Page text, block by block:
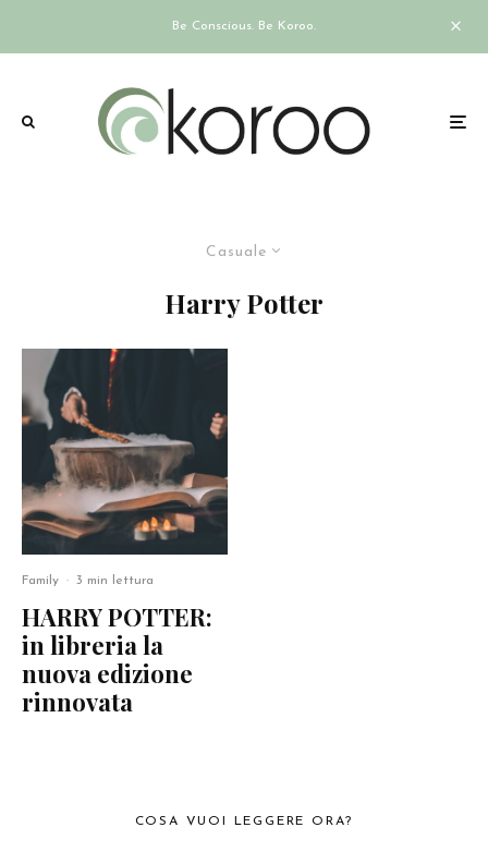
Be Conscious. Be Koroo.
Casuale
Harry Potter
Family · 3 min lettura
HARRY POTTER:
in libreria la
nuova edizione
rinnovata
COSA VUOI LEGGERE ORA?